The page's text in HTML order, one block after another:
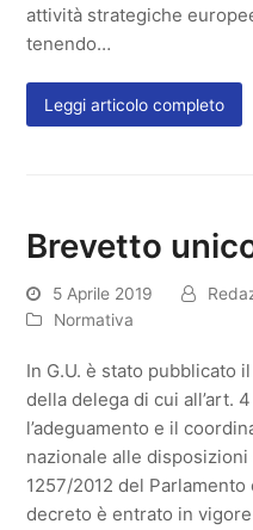
attività strategiche
tenendo…
Leggi articolo completo
Brevetto
5 Aprile 2019
Normativa
In G.U. è stato pubblicato
della delega di cui all’art.
l’adeguamento e il
nazionale alle
1257/2012 del
decreto è entrato in